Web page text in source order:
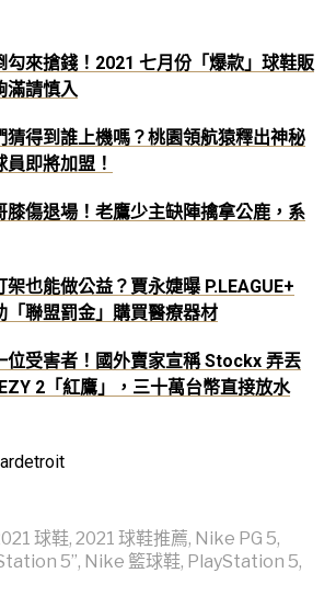
勾來搶錢！2021 七月份「爆款」球鞋販
滿請慎入
猜得到誰上機嗎？桃園領航猿釋出神秘
即將加盟！
膝傷退場！老鷹少主缺陣擒拿公鹿，系
架也能做公益？賈永婕曝 P.LEAGUE+
「聯盟罰金」購買醫療器材
位受害者！國外賣家宣稱 Stockx 弄丟
2「紅鷹」，三十萬台幣直接放水
球鞋, 2021 球鞋推薦, Nike PG 5,
5”, Nike 籃球鞋, PlayStation 5,